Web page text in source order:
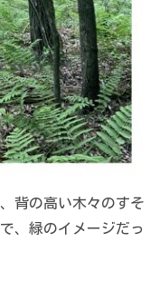
背の高い木々のすそ
、緑のイメージだっ